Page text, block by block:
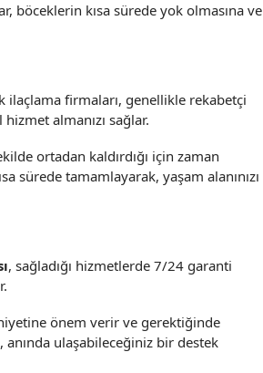
böceklerin kısa sürede yok olmasına ve
ilaçlama firmaları, genellikle rekabetçi
almanızı sağlar.
ortadan kaldırdığı için zaman
sürede tamamlayarak, yaşam alanınızı
, sağladığı hizmetlerde 7/24 garanti
önem verir ve gerektiğinde
anında ulaşabileceğiniz bir destek